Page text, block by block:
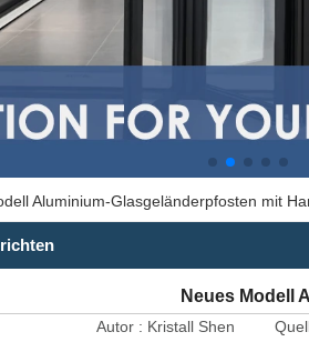
Aluminium-Glasgeländerpfosten mit
Neues Modell
Autor : Kristall Shen